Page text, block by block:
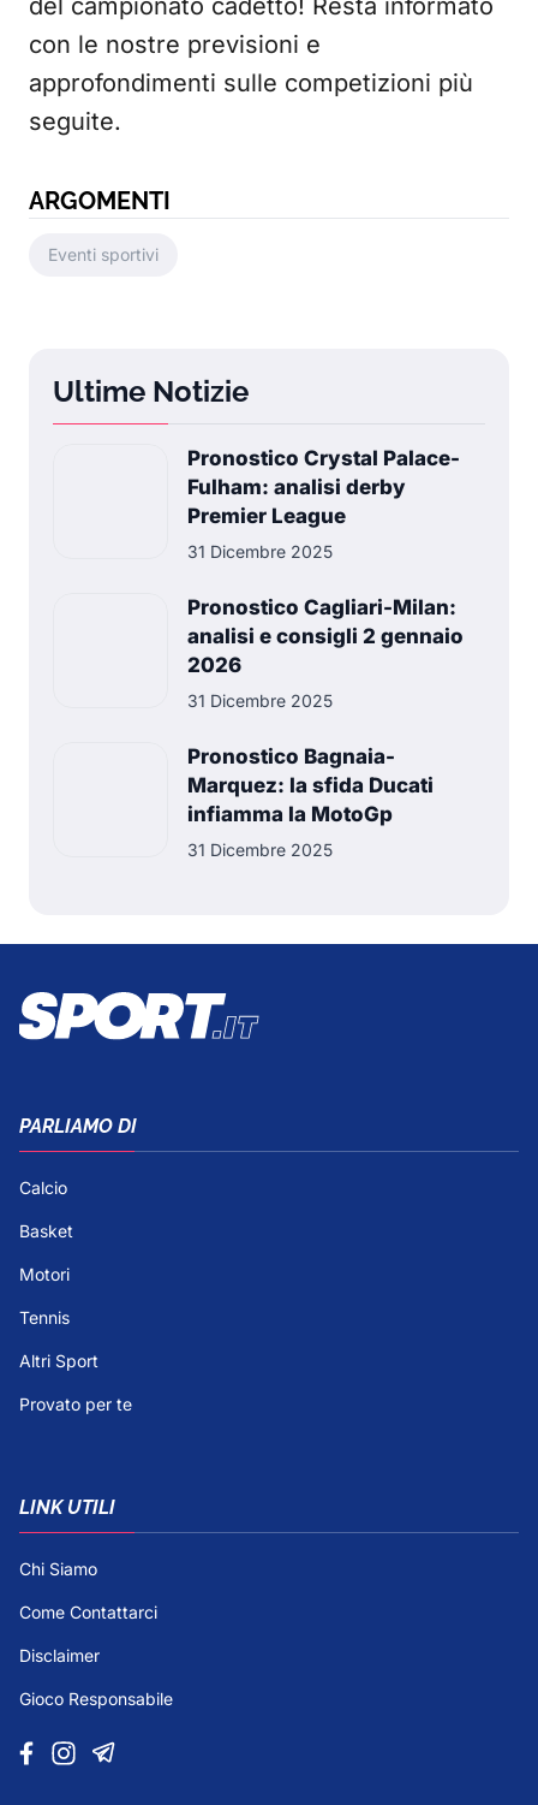
del campionato cadetto! Resta informato
con le nostre previsioni e
approfondimenti sulle competizioni più
seguite.
ARGOMENTI
Eventi sportivi
Ultime Notizie
Pronostico Crystal Palace-
Fulham: analisi derby
Premier League
31 Dicembre 2025
Pronostico Cagliari-Milan:
analisi e consigli 2 gennaio
2026
31 Dicembre 2025
Pronostico Bagnaia-
Marquez: la sfida Ducati
infiamma la MotoGp
31 Dicembre 2025
PARLIAMO DI
Calcio
Basket
Motori
Tennis
Altri Sport
Provato per te
LINK UTILI
Chi Siamo
Come Contattarci
Disclaimer
Gioco Responsabile